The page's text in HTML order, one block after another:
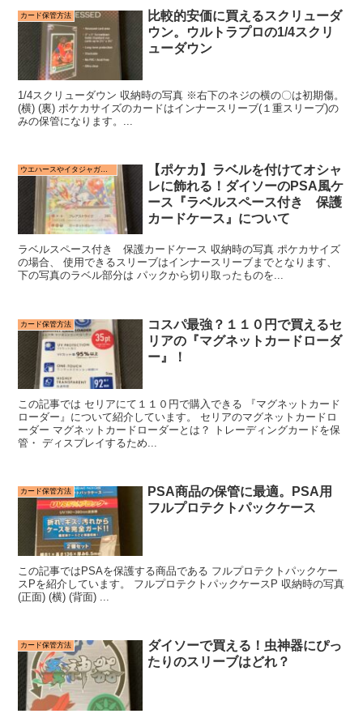
カード保管方法
比較的安価に買えるスクリューダ
ウン。ウルトラプロの1/4スクリ
ューダウン
1/4スクリューダウン 収納時の写真 ※右下のネジの横の〇は初期傷。
(横) (裏) ポケカサイズのカードはインナースリーブ(１重スリーブ)の
みの保管になります。...
ウエハースやイタジャガに付属するカードやシールの保管方法
【ポケカ】ラベルを付けてオシャ
レに飾れる！ダイソーのPSA風ケ
ース『ラベルスペース付き 保護
カードケース』について
ラベルスペース付き 保護カードケース 収納時の写真 ポケカサイズ
の場合、 使用できるスリーブはインナースリーブまでとなります、
下の写真のラベル部分は パックから切り取ったものを...
カード保管方法
コスパ最強？１１０円で買えるセ
リアの『マグネットカードローダ
ー』！
この記事では セリアにて１１０円で購入できる 『マグネットカード
ローダー』について紹介しています。 セリアのマグネットカードロ
ーダー マグネットカードローダーとは？ トレーディングカードを保
管・ ディスプレイするため...
カード保管方法
PSA商品の保管に最適。PSA用
フルプロテクトパックケース
この記事ではPSAを保護する商品である フルプロテクトパックケー
スPを紹介しています。 フルプロテクトパックケースP 収納時の写真
(正面) (横) (背面) ...
カード保管方法
ダイソーで買える！虫神器にぴっ
たりのスリーブはどれ？